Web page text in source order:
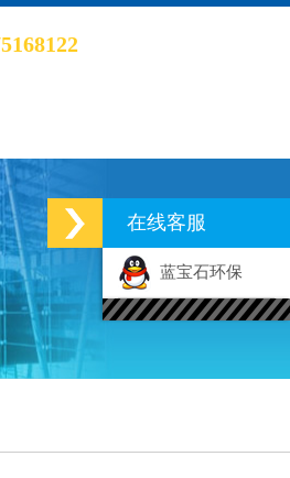
在线客服
蓝宝石环保